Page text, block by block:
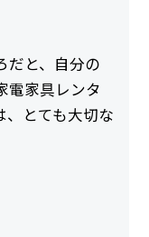
だと、自分の
電家具レンタ
、とても大切な